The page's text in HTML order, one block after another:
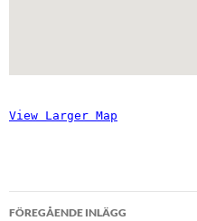
View Larger Map
Inläggsnavigering
FÖREGÅENDE INLÄGG